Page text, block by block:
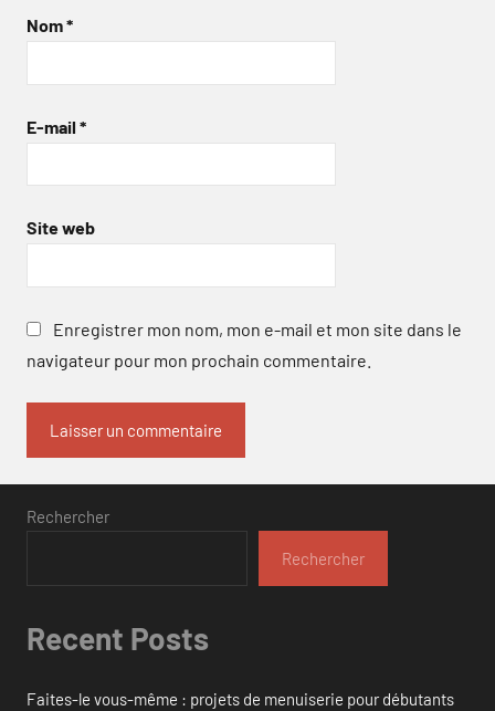
Nom*
E-mail *
Site web
Enregistrer mon nom, mon e-mail et mon site dans le
navigateur pour mon prochain commentaire.
Rechercher
Rechercher
Recent Posts
Faites-le vous-même : projets de menuiserie pour débutants